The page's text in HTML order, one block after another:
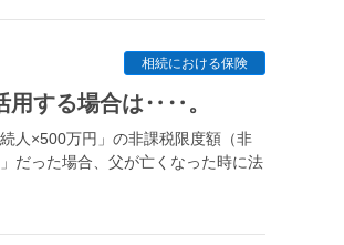
相続における保険
用する場合は‥‥。
人×500万円」の非課税限度額（非
だった場合、父が亡くなった時に法